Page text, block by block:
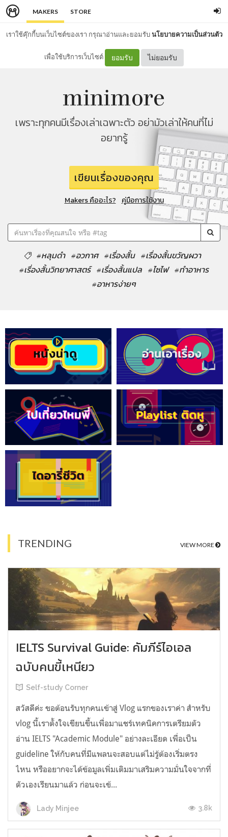
MAKERS STORE
เราใช้คุ๊กกี้บนเว็บไซต์ของเรา กรุณาอ่านและยอมรับนโยบายความเป็นส่วนตัว
เพื่อใช้บริการเว็บไซต์ ยอมรับ ไม่ยอมรับ
เพราะทุกคนมีเรื่องเล่าเฉพาะตัว อย่ามัวเล่าให้คนที่ไม่
อยากรู้
เขียนเรื่องของคุณ
Makers คืออะไร? คู่มือการใช้งาน
#หลุมดำ #อวกาศ #เรื่องสั้น #เรื่องสั้นขวัญผวา
#เรื่องสั้นวิทยาศาสตร์ #เรื่องสั้นแปล #ไซไฟ #ทำอาหาร
#อาหารง่ายๆ
TRENDING VIEW MORE
IELTS Survival Guide: คัมภีร์ไอเอล
ฉบับคนขี้เหนียว
Self-study Corner
สวัสดีค่ะ ขอต้อนรับทุกคนเข้าสู่ Vlog แรกของเราค่า สำหรับ
vlog นี้เราตั้งใจเขียนขึ้นเพื่อมาแชร์เทคนิคการเตรียมตัว
อ่าน IELTS "Academic Module" อย่างละเอียด เพื่อเป็น
guideline ให้กับคนที่มีแพลนจะสอบแต่ไม่รู้ต้องเริ่มตรง
ไหน หรืออยากจะได้ข้อมูลเพิ่มเติมมาเสริมความมั่นใจจากที่
ตัวเองเรียนมาแล้ว ก่อนจะเข้...
Lady Minjee 3.8k